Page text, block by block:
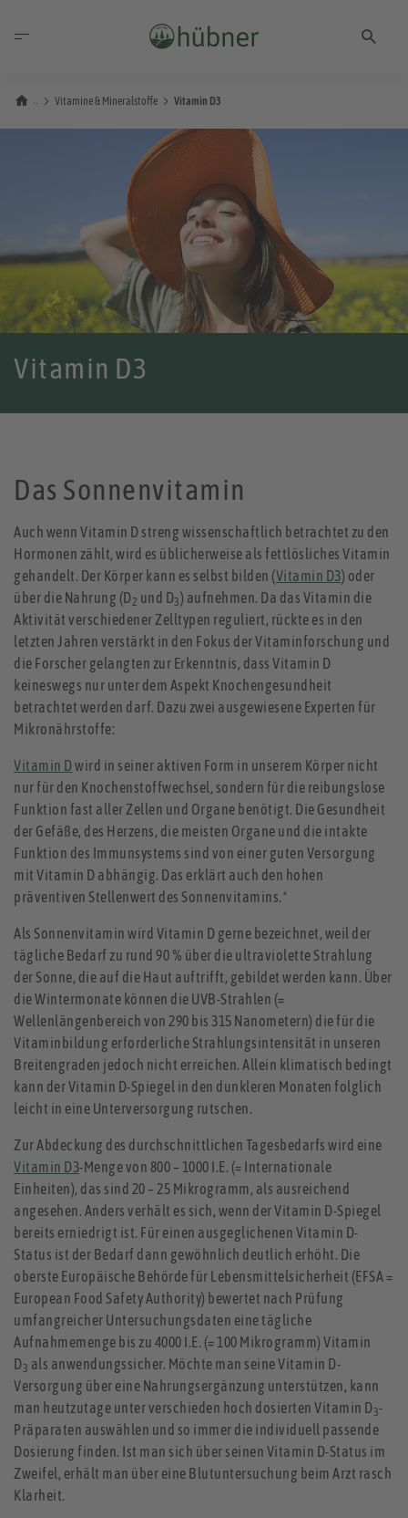
Vitamine & Mineralstoffe Vitamin D3
Vitamin D3
Das Sonnenvitamin
Auch wenn Vitamin D streng wissenschaftlich betrachtet zu den
Hormonen zählt, wird es üblicherweise als fettlösliches Vitamin
gehandelt. Der Körper kann es selbst bilden (Vitamin D3) oder
über die Nahrung (D2 und D3) aufnehmen. Da das Vitamin die
Aktivität verschiedener Zelltypen reguliert, rückte es in den
letzten Jahren verstärkt in den Fokus der Vitaminforschung und
die Forscher gelangten zur Erkenntnis, dass Vitamin D
keineswegs nur unter dem Aspekt Knochengesundheit
betrachtet werden darf. Dazu zwei ausgewiesene Experten für
Mikronährstoffe:
Vitamin Dwird in seiner aktiven Form in unserem Körper nicht
nur für den Knochenstoffwechsel, sondern für die reibungslose
Funktion fast aller Zellen und Organe benötigt. Die Gesundheit
der Gefäße, des Herzens, die meisten Organe und die intakte
Funktion des Immunsystems sind von einer guten Versorgung
mit Vitamin D abhängig. Das erklärt auch den hohen
präventiven Stellenwert des Sonnenvitamins.*
Als Sonnenvitamin wird Vitamin D gerne bezeichnet, weil der
tägliche Bedarf zu rund 90 % über die ultraviolette Strahlung
der Sonne, die auf die Haut auftrifft, gebildet werden kann. Über
die Wintermonate können die UVB-Strahlen (=
Wellenlängenbereich von 290 bis 315 Nanometern) die für die
Vitaminbildung erforderliche Strahlungsintensität in unseren
Breitengraden jedoch nicht erreichen. Allein klimatisch bedingt
kann der Vitamin D-Spiegel in den dunkleren Monaten folglich
leicht in eine Unterversorgung rutschen.
Zur Abdeckung des durchschnittlichen Tagesbedarfs wird eine
Vitamin D3-Menge von 800 – 1000 I.E. (= Internationale
Einheiten), das sind 20 – 25 Mikrogramm, als ausreichend
angesehen. Anders verhält es sich, wenn der Vitamin D-Spiegel
bereits erniedrigt ist. Für einen ausgeglichenen Vitamin D-
Status ist der Bedarf dann gewöhnlich deutlich erhöht. Die
oberste Europäische Behörde für Lebensmittelsicherheit (EFSA =
European Food Safety Authority) bewertet nach Prüfung
umfangreicher Untersuchungsdaten eine tägliche
Aufnahmemenge bis zu 4000 I.E. (= 100 Mikrogramm) Vitamin
D3 als anwendungssicher. Möchte man seine Vitamin D-
Versorgung über eine Nahrungsergänzung unterstützen, kann
man heutzutage unter verschieden hoch dosierten Vitamin D3-
Präparaten auswählen und so immer die individuell passende
Dosierung finden. Ist man sich über seinen Vitamin D-Status im
Zweifel, erhält man über eine Blutuntersuchung beim Arzt rasch
Klarheit.